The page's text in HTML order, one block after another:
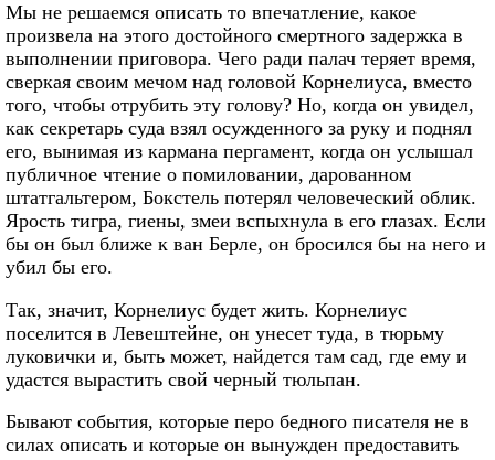
Мы не решаемся описать то впечатление, какое
произвела на этого достойного смертного задержка в
выполнении приговора. Чего ради палач теряет время,
сверкая своим мечом над головой Корнелиуса, вместо
того, чтобы отрубить эту голову? Но, когда он увидел,
как секретарь суда взял осужденного за руку и поднял
его, вынимая из кармана пергамент, когда он услышал
публичное чтение о помиловании, дарованном
штатгальтером, Бокстель потерял человеческий облик.
Ярость тигра, гиены, змеи вспыхнула в его глазах. Если
бы он был ближе к ван Берле, он бросился бы на него и
убил бы его.
Так, значит, Корнелиус будет жить. Корнелиус
поселится в Левештейне, он унесет туда, в тюрьму
луковички и, быть может, найдется там сад, где ему и
удастся вырастить свой черный тюльпан.
Бывают события, которые перо бедного писателя не в
силах описать и которые он вынужден предоставить